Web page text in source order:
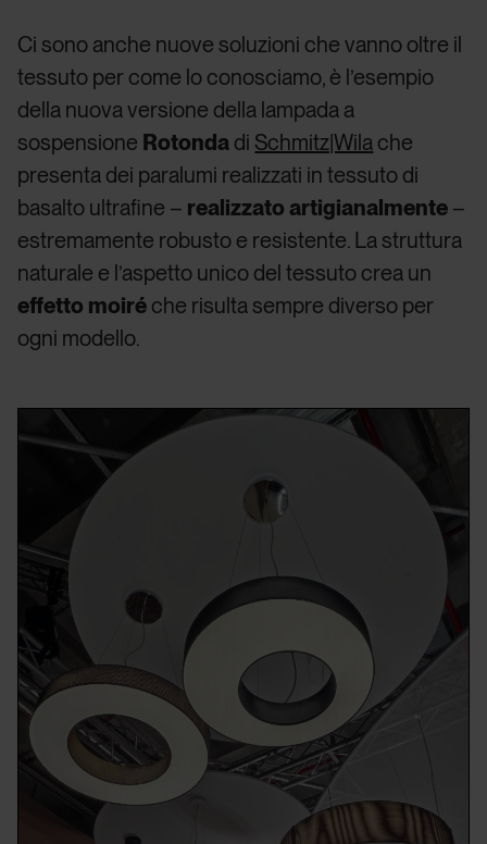
Ci sono anche nuove soluzioni che vanno oltre il
tessuto per come lo conosciamo, è l’esempio
della nuova versione della lampada a
sospensione Rotonda di Schmitz|Wila che
presenta dei paralumi realizzati in tessuto di
basalto ultrafine – realizzato artigianalmente –
estremamente robusto e resistente. La struttura
naturale e l’aspetto unico del tessuto crea un
effetto moiré che risulta sempre diverso per
ogni modello.